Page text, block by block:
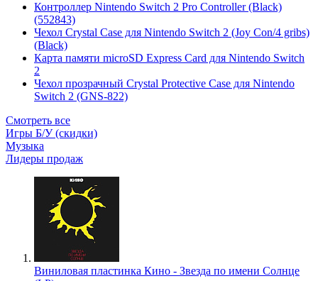
Контроллер Nintendo Switch 2 Pro Controller (Black)
(552843)
Чехол Сrystal Сase для Nintendo Switch 2 (Joy Con/4 gribs)
(Black)
Карта памяти microSD Express Card для Nintendo Switch
2
Чехол прозрачный Crystal Protective Case для Nintendo
Switch 2 (GNS-822)
Смотреть все
Игры Б/У (скидки)
Музыка
Лидеры продаж
Виниловая пластинка Кино - Звезда по имени Солнце